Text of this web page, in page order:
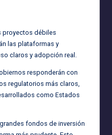
proyectos débiles
las plataformas y
claros y adopción real.
responderán con
regulatorios más claros,
como Estados
fondos de inversión